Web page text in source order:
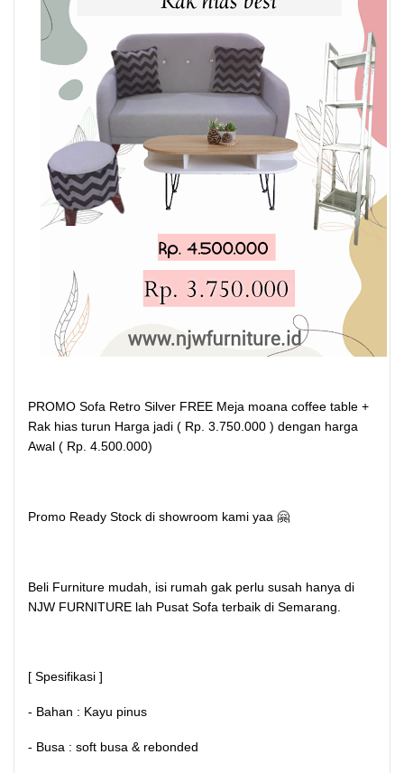
PROMO Sofa Retro Silver FREE Meja moana coffee table +
Rak hias turun Harga jadi ( Rp. 3.750.000 ) dengan harga
Awal ( Rp. 4.500.000)
Promo Ready Stock di showroom kami yaa 🤗
Beli Furniture mudah, isi rumah gak perlu susah hanya di
NJW FURNITURE lah Pusat Sofa terbaik di Semarang.
[ Spesifikasi ]
- Bahan : Kayu pinus
- Busa : soft busa & rebonded